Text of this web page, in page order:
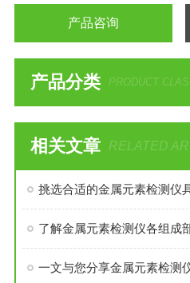
产品咨询
产品分类 PRODUCT
相关文章 RELATED
挑选合适的金属元素检测仪
一文与您分享金属元素检测